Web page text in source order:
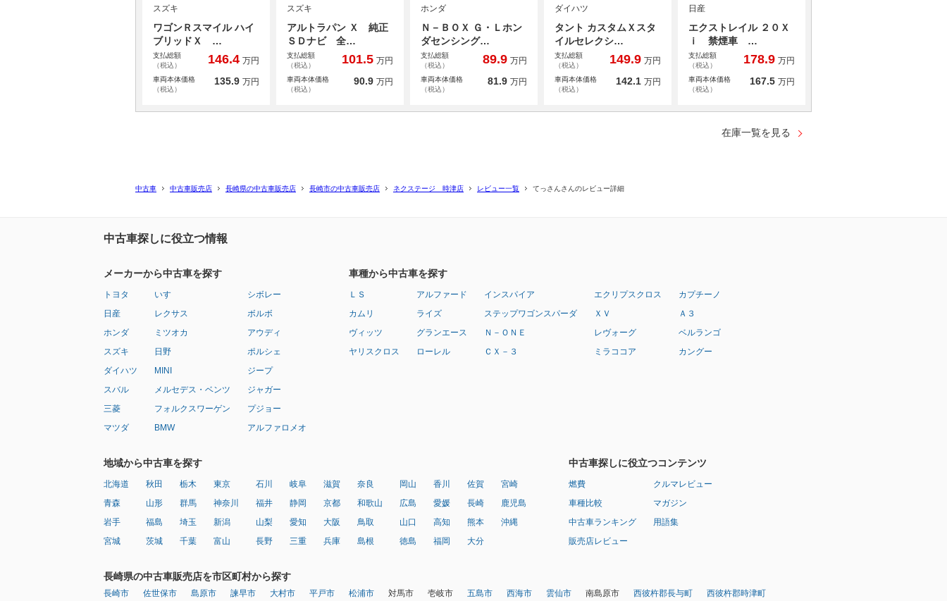
スズキ
ワゴンＲスマイル ハイ
ブリッドＸ …
支払総額
（税込）
146.4 万円
車両本体価格
（税込）
135.9 万円
スズキ
アルトラパン Ｘ 純正
ＳＤナビ 全…
支払総額
（税込）
101.5 万円
車両本体価格
（税込）
90.9 万円
ホンダ
Ｎ－ＢＯＸ Ｇ・Ｌホン
ダセンシング…
支払総額
（税込）
89.9 万円
車両本体価格
（税込）
81.9 万円
ダイハツ
タント カスタムＸスタ
イルセレクシ…
支払総額
（税込）
149.9 万円
車両本体価格
（税込）
142.1 万円
日産
エクストレイル ２０Ｘ
ｉ 禁煙車 …
支払総額
（税込）
178.9 万円
車両本体価格
（税込）
167.5 万円
在庫一覧を見る
中古車 中古車販売店 長崎県の中古車販売店 長崎市の中古車販売店 ネクステージ 時津店 レビュー一覧 てっさんさんのレビュー詳細
中古車探しに役立つ情報
メーカーから中古車を探す
トヨタ
日産
ホンダ
スズキ
ダイハツ
スバル
三菱
マツダ
いすゞ
レクサス
ミツオカ
日野
MINI
メルセデス・ベンツ
フォルクスワーゲン
BMW
シボレー
ボルボ
アウディ
ポルシェ
ジープ
ジャガー
プジョー
アルファロメオ
車種から中古車を探す
ＬＳ
カムリ
ヴィッツ
ヤリスクロス
アルファード
ライズ
グランエース
ローレル
インスパイア
ステップワゴンスパーダ
Ｎ－ＯＮＥ
ＣＸ－３
エクリプスクロス
ＸＶ
レヴォーグ
ミラココア
カプチーノ
Ａ３
ベルランゴ
カングー
地域から中古車を探す
北海道
青森
岩手
宮城
秋田
山形
福島
茨城
栃木
群馬
埼玉
千葉
東京
神奈川
新潟
富山
石川
福井
山梨
長野
岐阜
静岡
愛知
三重
滋賀
京都
大阪
兵庫
奈良
和歌山
鳥取
島根
岡山
広島
山口
徳島
香川
愛媛
高知
福岡
佐賀
長崎
熊本
大分
宮崎
鹿児島
沖縄
中古車探しに役立つコンテンツ
燃費
車種比較
中古車ランキング
販売店レビュー
クルマレビュー
マガジン
用語集
長崎県の中古車販売店を市区町村から探す
長崎市 佐世保市 島原市 諫早市 大村市 平戸市 松浦市 対馬市 壱岐市 五島市 西海市 雲仙市 南島原市 西彼杵郡長与町 西彼杵郡時津町